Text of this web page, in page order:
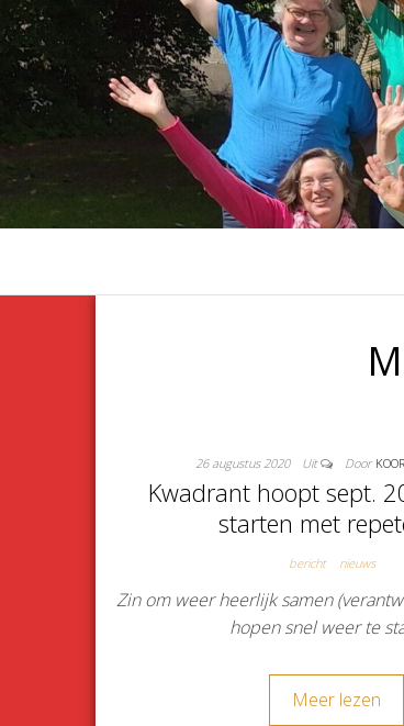
26 augustus 2020 Uit Door
Kwadrant hoopt sept.
starten met
bericht nieuws
Zin om weer heerlijk samen
hopen snel weer te
Meer lezen